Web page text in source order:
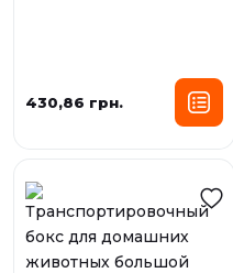
430,86 грн.